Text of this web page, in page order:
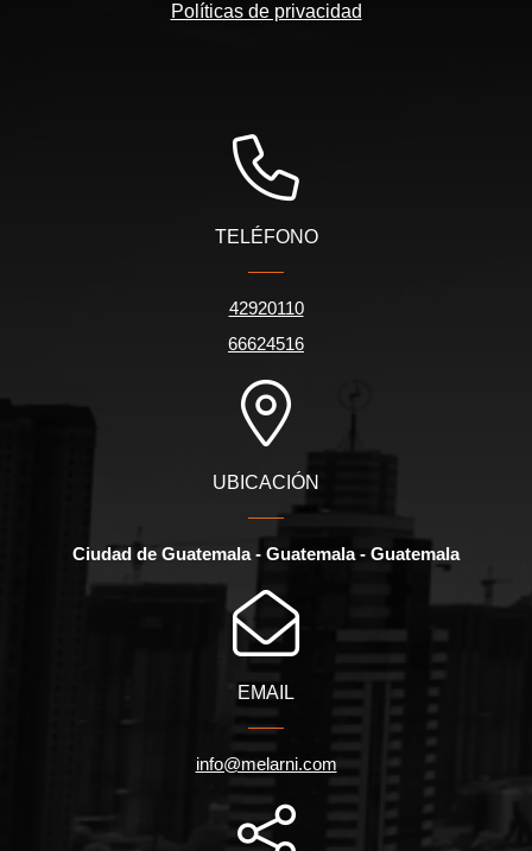
Políticas de privacidad
TELÉFONO
42920110
66624516
UBICACIÓN
Ciudad de Guatemala - Guatemala - Guatemala
EMAIL
info@melarni.com